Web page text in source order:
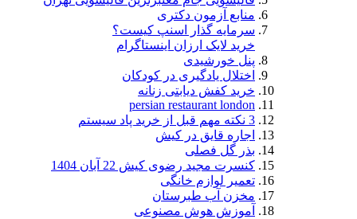
منابع آزمون دکتری
سرمایه گذار اسنپ کیست؟
خرید لایک ارزان اینستاگرام
پنل خورشیدی
اختلال یادگیری در کودکان
خرید کفش دیابتی زنانه
persian restaurant london
3 نکته مهم قبل از خرید پاد سیستم
اجاره قایق در کیش
بذر گل فصلی
کنسرت مجید رضوی کیش 22 آبان 1404
تعمیر لوازم خانگی
مخزن آب طبرستان
آموزش هوش مصنوعی